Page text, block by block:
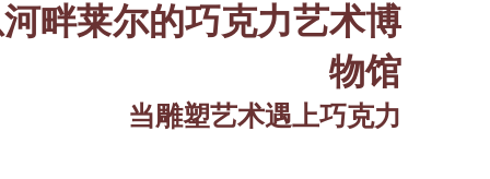
畔莱尔的巧克力艺术博
物馆
当雕塑艺术遇上巧克力